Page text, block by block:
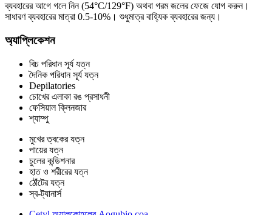
ব্যবহারের আগে গলে নিন (54°C/129°F) অথবা গরম জলের ফেজে যোগ করুন।
সাধারণ ব্যবহারের মাত্রা 0.5-10%। শুধুমাত্র বাহ্যিক ব্যবহারের জন্য।
অ্যাপ্লিকেশন
বিচ পরিধান সূর্য যত্ন
দৈনিক পরিধান সূর্য যত্ন
Depilatories
চোখের এলাকা রঙ প্রসাধনী
ফেসিয়াল ক্লিনজার
শ্যাম্পু
মুখের ত্বকের যত্ন
পায়ের যত্ন
চুলের কন্ডিশনার
হাত ও শরীরের যত্ন
ঠোঁটের যত্ন
স্ব-ট্যানার্স